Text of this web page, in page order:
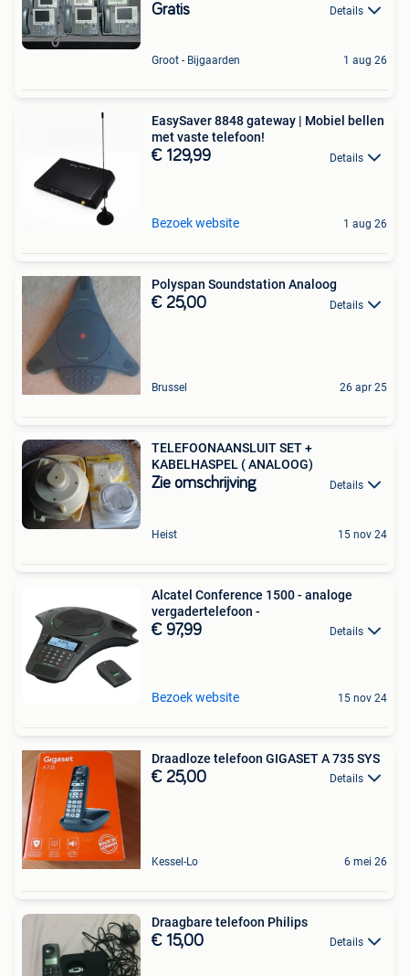
Gratis Details
Groot - Bijgaarden 1 aug 26
EasySaver 8848 gateway | Mobiel bellen
met vaste telefoon!
€ 129,99 Details
Bezoek website 1 aug 26
Polyspan Soundstation Analoog
€ 25,00 Details
Brussel 26 apr 25
TELEFOONAANSLUIT SET +
KABELHASPEL ( ANALOOG)
Zie omschrijving Details
Heist 15 nov 24
Alcatel Conference 1500 - analoge
vergadertelefoon -
€ 97,99 Details
Bezoek website 15 nov 24
Draadloze telefoon GIGASET A 735 SYS
€ 25,00 Details
Kessel-Lo 6 mei 26
Draagbare telefoon Philips
€ 15,00 Details